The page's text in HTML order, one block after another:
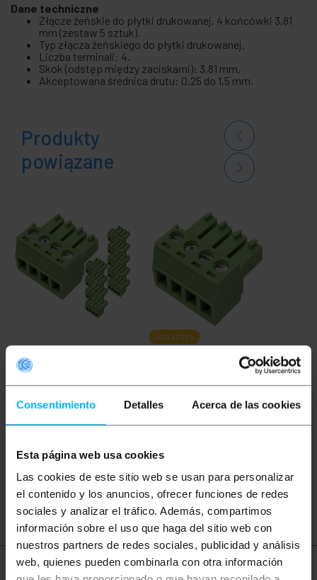
Consentimiento Detalles Acerca de las cookies
Esta página web usa cookies
Las cookies de este sitio web se usan para personalizar
el contenido y los anuncios, ofrecer funciones de redes
sociales y analizar el tráfico. Además, compartimos
información sobre el uso que haga del sitio web con
nuestros partners de redes sociales, publicidad y análisis
web, quienes pueden combinarla con otra información
Dane techniczne
Złącze żeńskie do płytki drukowanej, 4 końcówki 3,81
mm (zestaw 5 sztuk).
Typ złącza żeńskiego do płytki drukowanej.
Liczba terminali: 4.
Skok (odstęp między zaciskami): 3,81 mm.
Akceptowana średnica drutu: 0,25 do 1,5 mm.
Produkty
powiązane
do płytki drukowanej 4
końcówki 3,81 mm 10 szt
PVP
5,50€
PVD
5,00€
YZ062
Ilość
OUTLET 50%
drukowanego 4 zaciski
3,81 mm
PVP
PVD
TD031
Ilość